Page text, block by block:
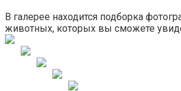
В галерее находится подборка
животных, которых вы сможете